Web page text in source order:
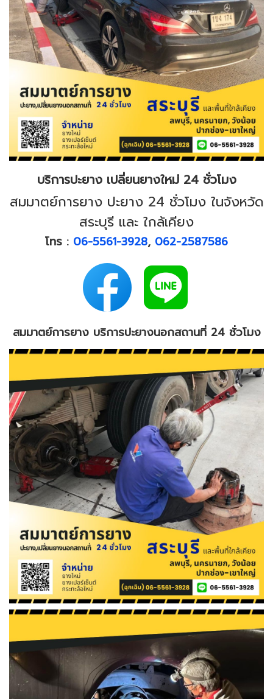
บริการปะยาง เปลี่ยนยางใหม่ 24 ชั่วโมง
สมมาตย์การยาง ปะยาง 24 ชั่วโมง ในจังหวัด
สระบุรี และ ใกล้เคียง
โทร : 06-5561-3928, 062-2587586
สมมาตย์การยาง บริการปะยางนอกสถานที่ 24 ชั่วโมง